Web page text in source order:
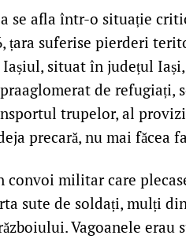
se afla într-o situație
țara suferise pierderi
situat în județul
de refugiați,
trupelor, al
precară, nu mai făcea
militar care
sute de soldați, mulți
Vagoanele erau